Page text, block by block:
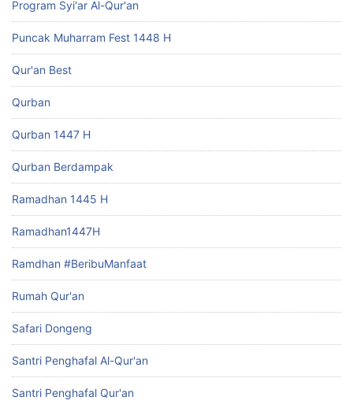
Program Syi'ar Al-Qur'an
Puncak Muharram Fest 1448 H
Qur'an Best
Qurban
Qurban 1447 H
Qurban Berdampak
Ramadhan 1445 H
Ramadhan1447H
Ramdhan #BeribuManfaat
Rumah Qur'an
Safari Dongeng
Santri Penghafal Al-Qur'an
Santri Penghafal Qur'an